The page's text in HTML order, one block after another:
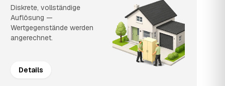
Diskrete, vollständige
Auflösung —
Wertgegenstände werden
angerechnet.
Details